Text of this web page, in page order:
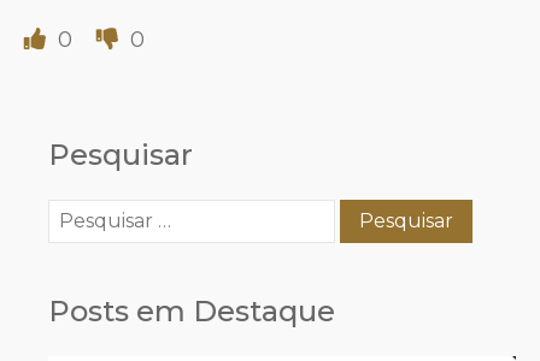
0 0
Pesquisar
Pesquisar
por:
Posts em Destaque